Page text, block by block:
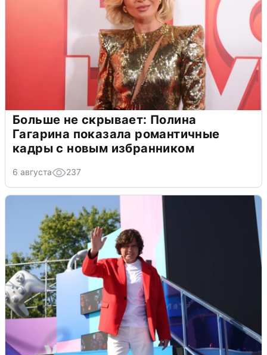
Больше не скрывает: Полина
Гагарина показала романтичные
кадры с новым избранником
6 августа 237